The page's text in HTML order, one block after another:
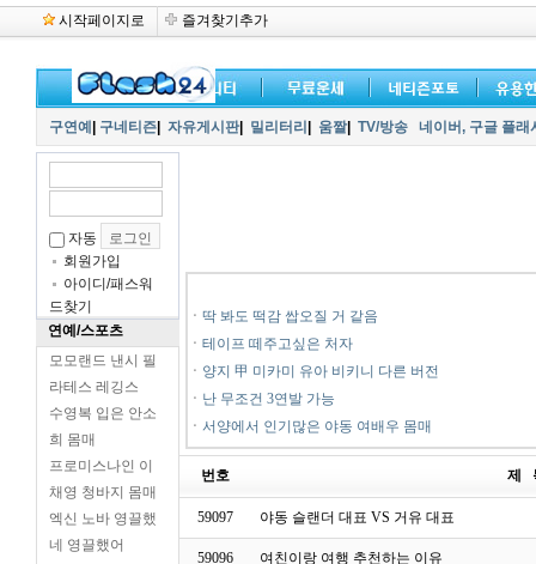
시작페이지로 즐겨찾기추가
구연예 구네티즌 자유게시판| 밀리터리 움짤| TV/방송 네이버, 구글 플
자동
회원가입
아이디/패스워
드찾기
연예/스포츠
모모랜드 낸시 필
라테스 레깅스
수영복 입은 안소
희 몸매
프로미스나인 이
채영 청바지 몸매
엑신 노바 영끌했
네 영끌했어
ㆍ 딱 봐도 떡감 쌉오질 거 같음
ㆍ 테이프 떼주고싶은 처자
ㆍ 양지 甲 미카미 유아 비키니 다른 버전
ㆍ 난 무조건 3연발 가능
ㆍ 서양에서 인기많은 야동 여배우 몸매
번호 제
59097 야동 슬랜더 대표 VS 거유 대표
59096 여친이랑 여행 추천하는 이유